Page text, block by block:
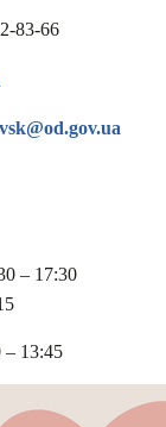
83-66
– 17:30
– 13:45